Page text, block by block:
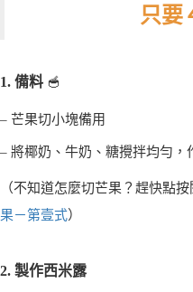
只要
1. 備料 🥣
– 芒果切小塊備用
– 將椰奶、牛奶、糖攪拌均勻，
（不知道怎麼切芒果？趕快點按
果－第壹式）
2. 製作西米露